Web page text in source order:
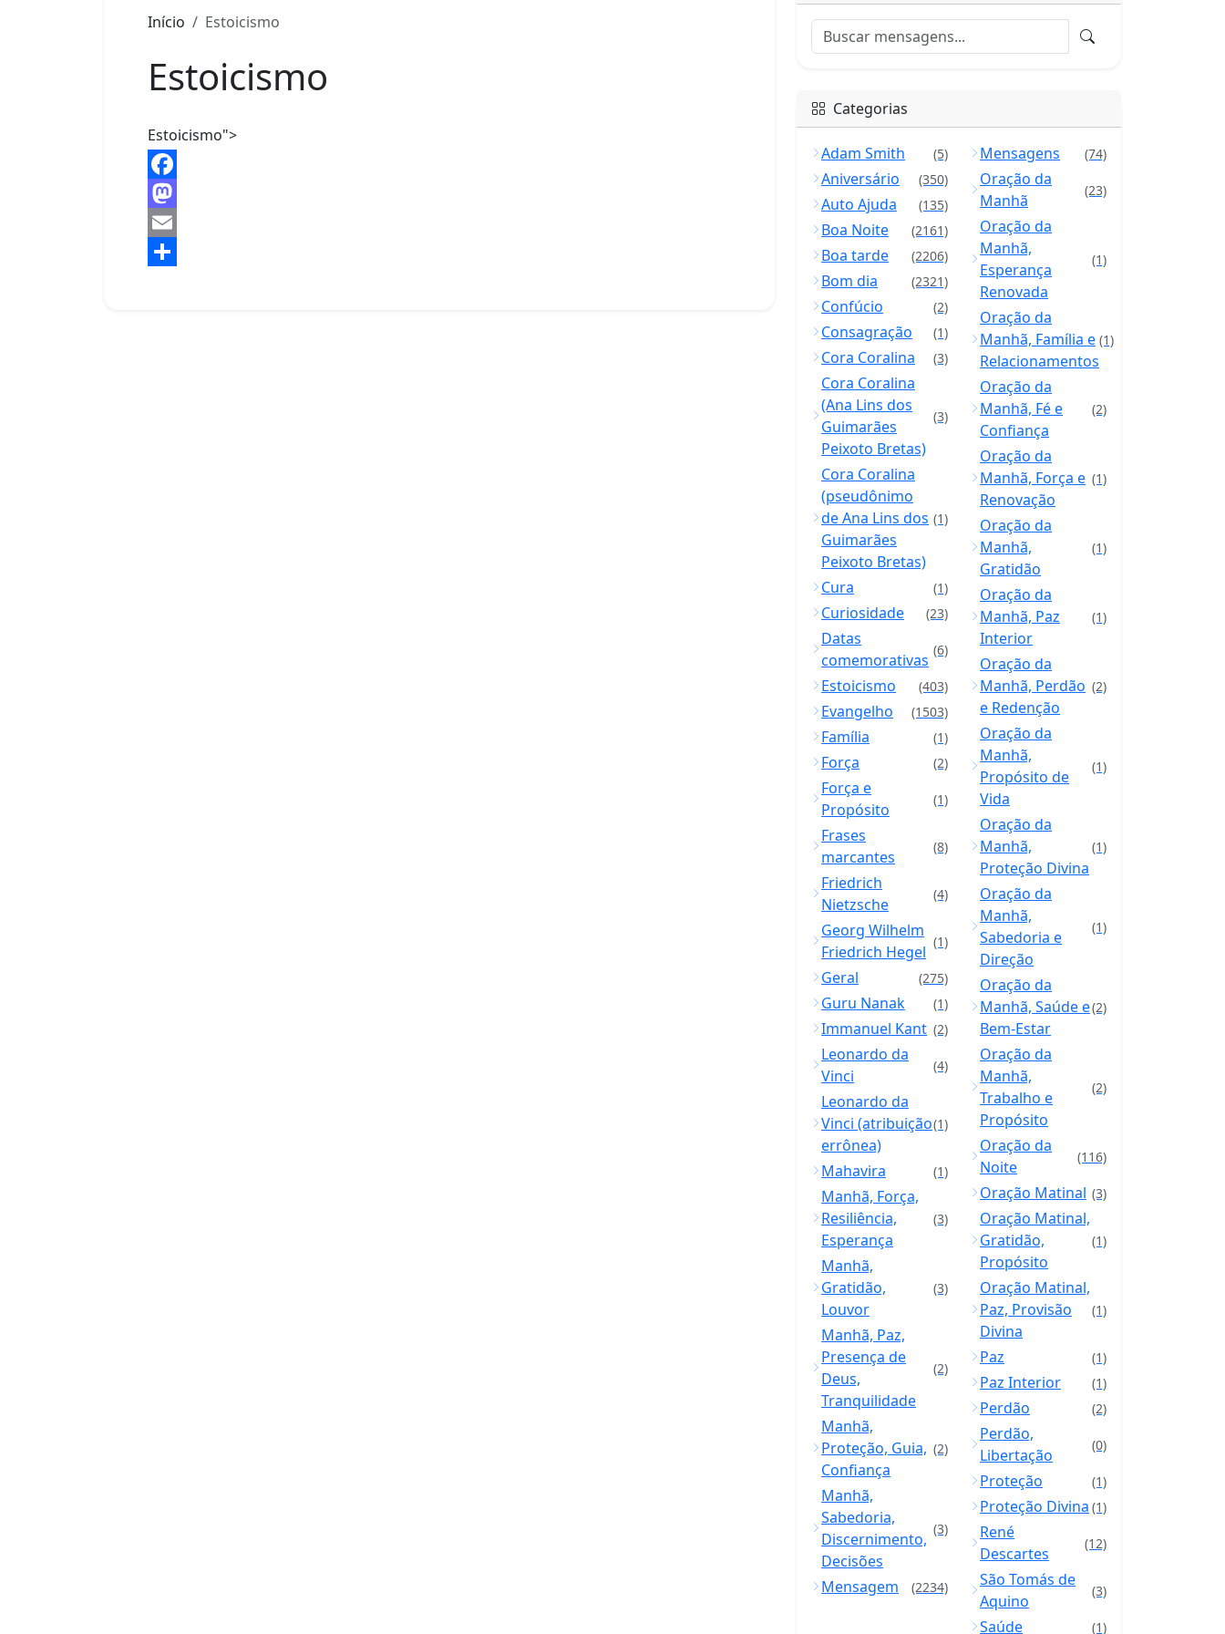
Início Estoicismo
Estoicismo
Estoicismo">
Facebook
Mastodon
Email
Categorias
Adam Smith (5)
Aniversário (350)
Auto Ajuda (135)
Boa Noite (2161)
Boa tarde (2206)
Bom dia (2321)
Confúcio (2)
Consagração (1)
Cora Coralina (3)
Cora Coralina
(Ana Lins dos
Guimarães
Peixoto Bretas)
(3)
Cora Coralina
(pseudônimo
de Ana Lins dos
Guimarães
Peixoto Bretas)
(1)
Cura (1)
Curiosidade (23)
Datas
comemorativas
(6)
Estoicismo (403)
Evangelho (1503)
Família (1)
Força (2)
Força e
Propósito
(1)
Frases
marcantes
(8)
Friedrich
Nietzsche
(4)
Georg Wilhelm
Friedrich Hegel
(1)
Geral (275)
Guru Nanak (1)
Immanuel Kant (2)
Leonardo da
Vinci
(4)
Leonardo da
Vinci (atribuição
errônea)
(1)
Mahavira (1)
Manhã, Força,
Resiliência,
Esperança
(3)
Manhã,
Gratidão,
Louvor
(3)
Manhã, Paz,
Presença de
Deus,
Tranquilidade
(2)
Manhã,
Proteção, Guia,
Confiança
(2)
Manhã,
Sabedoria,
Discernimento,
Decisões
(3)
Mensagem (2234)
Mensagens (74)
Oração da
Manhã
(23)
Oração da
Manhã,
Esperança
Renovada
(1)
Oração da
Manhã, Família e
Relacionamentos
(1)
Oração da
Manhã, Fé e
Confiança
(2)
Oração da
Manhã, Força e
Renovação
(1)
Oração da
Manhã,
Gratidão
(1)
Oração da
Manhã, Paz
Interior
(1)
Oração da
Manhã, Perdão
e Redenção
(2)
Oração da
Manhã,
Propósito de
Vida
(1)
Oração da
Manhã,
Proteção Divina
(1)
Oração da
Manhã,
Sabedoria e
Direção
(1)
Oração da
Manhã, Saúde e
Bem-Estar
(2)
Oração da
Manhã,
Trabalho e
Propósito
(2)
Oração da
Noite
(116)
Oração Matinal (3)
Oração Matinal,
Gratidão,
Propósito
(1)
Oração Matinal,
Paz, Provisão
Divina
(1)
Paz (1)
Paz Interior (1)
Perdão (2)
Perdão,
Libertação
(0)
Proteção (1)
Proteção Divina (1)
René
Descartes
(12)
São Tomás de
Aquino
(3)
Saúde (1)